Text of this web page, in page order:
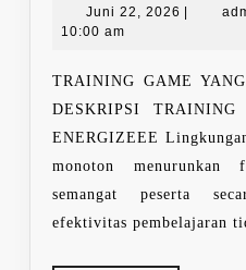
Juni 22, 2026 Juni
|
10:00 am
TRAINING GAME
DESKRIPSI
ENERGIZEEE
monoton menurunkan
semangat peserta
efektivitas pembelajaran